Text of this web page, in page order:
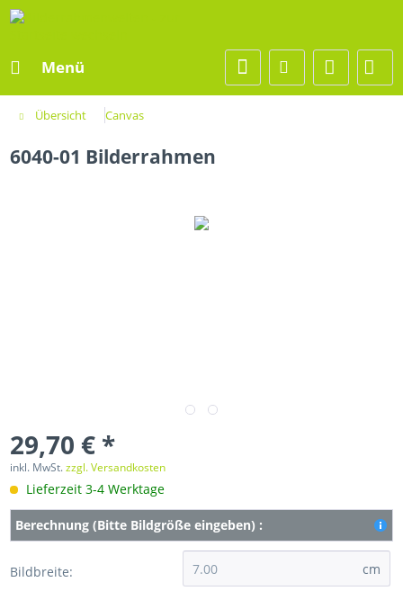
Menü
Übersicht Canvas
6040-01 Bilderrahmen
29,70 € *
inkl. MwSt.zzgl. Versandkosten
Lieferzeit 3-4 Werktage
Berechnung (Bitte Bildgröße eingeben) :
Bildbreite: cm